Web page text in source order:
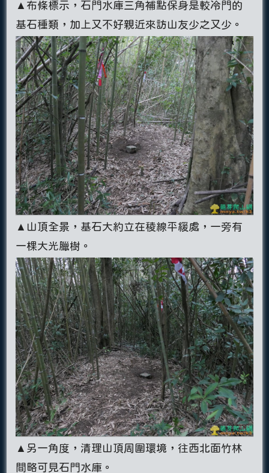
▲布條標示，石門水庫三角補點保身是較冷門的
基石種類，加上又不好親近來訪山友少之又少。
▲山頂全景，基石大約立在稜線平緩處，一旁有
一棵大光臘樹。
▲另一角度，清理山頂周圍環境，往西北面竹林
間略可見石門水庫。